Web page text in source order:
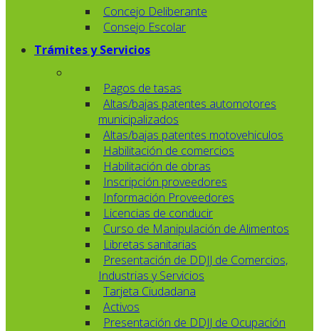
Concejo Deliberante
Consejo Escolar
Trámites y Servicios
Pagos de tasas
Altas/bajas patentes automotores
municipalizados
Altas/bajas patentes motovehiculos
Habilitación de comercios
Habilitación de obras
Inscripción proveedores
Información Proveedores
Licencias de conducir
Curso de Manipulación de Alimentos
Libretas sanitarias
Presentación de DDJJ de Comercios,
Industrias y Servicios
Tarjeta Ciudadana
Activos
Presentación de DDJJ de Ocupación